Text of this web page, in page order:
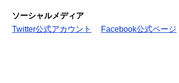
ソーシャルメディア
Twitter公式アカウント
Facebook公式ページ